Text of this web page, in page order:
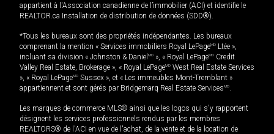
appartient à l'Association canadienne de l’immobilier (ACI) et identifie le
REALTOR.ca Installation de distribution de données (SDD®).
*Tous les bureaux sont des propriétés indépendantes. Les bureaux
comprenant la mention « Services immobiliers Royal LePageMD Ltée »,
incluant sa division « Johnston & Daniel MD », « Royal LePageMD Credit
Valley Real Estate, Brokerage », « Royal LePageMD West Real Estate Services
», « Royal LePageMD Sussex », et « Les immeubles Mont-Tremblant »
appartiennent et sont gérés par Bridgemarq Real Estate ServicesMD
Les marques de commerce MLS® ainsi que les logos qui s'y rapportent
désignent les services professionnels rendus par les membres
REALTORS® de l'ACI en vue de l'achat, de la vente et de la location de